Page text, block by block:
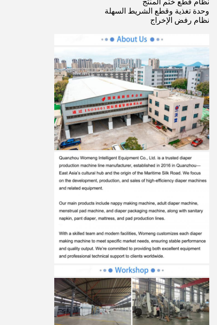
وحدة تغذية وقطع الشريط السهلة
نظام رفض الإخراج